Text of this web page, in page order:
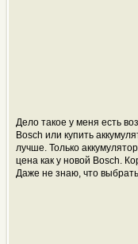
Дело такое у меня есть
Bosсh или купить
лучше. Только
цена как у новой Bosch.
Даже не знаю, что